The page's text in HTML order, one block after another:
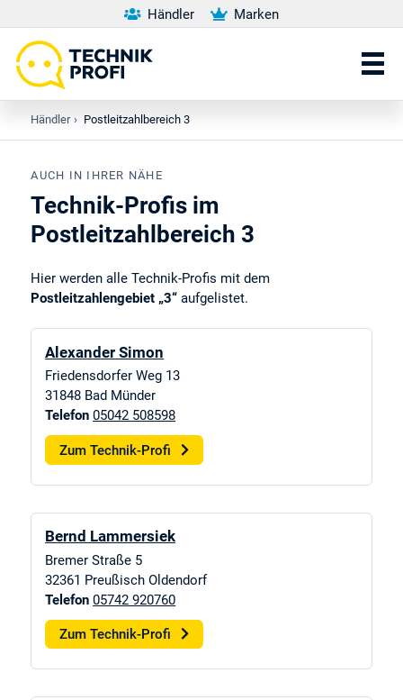
Händler Marken
Händler › Postleitzahlbereich 3
AUCH IN IHRER NÄHE
Technik-Profis im
Postleitzahlbereich 3
Hier werden alle Technik-Profis mit dem
Postleitzahlengebiet „3“ aufgelistet.
Alexander Simon
Friedensdorfer Weg 13
31848 Bad Münder
Telefon 05042 508598
Zum Technik-Profi
Bernd Lammersiek
Bremer Straße 5
32361 Preußisch Oldendorf
Telefon 05742 920760
Zum Technik-Profi